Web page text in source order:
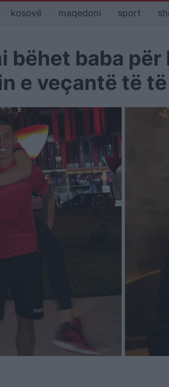
kosovë maqedoni sport
bëhet baba për
e veçantë të